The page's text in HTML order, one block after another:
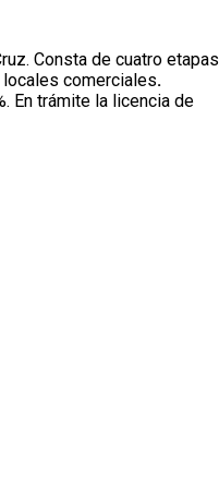
Consta de cuatro etapas
comerciales.
En trámite la licencia de